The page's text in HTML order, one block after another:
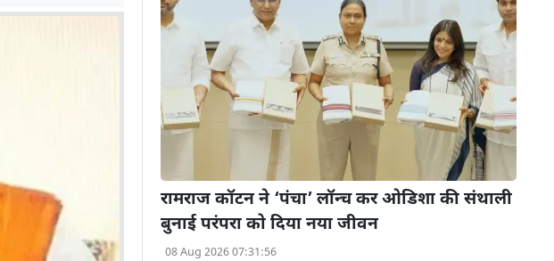
रामराज कॉटन ने ‘पंचा’ लॉन्च कर ओडिशा की संथाली
बुनाई परंपरा को दिया नया जीवन
08 Aug 2026 07:31:56